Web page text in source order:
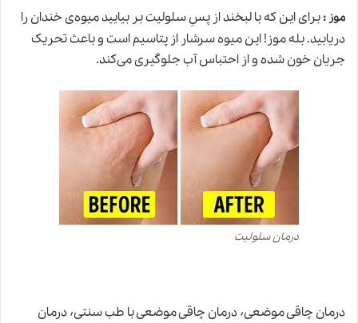
موز :برای این که با لبخند از پسِ سلولیت بر بیایید میوه‌ی خندان را
دریابید. بله موز! این میوه سرشار از پتاسیم است و باعث تحریک
جریان خون شده و از احتباس آب جلوگیری می‌کند.
درمان سلولیت
درمان چاقی موضعی٬ درمان چاقی موضعی با طب سنتی٬ درمان